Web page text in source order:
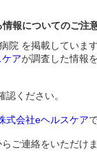
情報についてのご注意
院 を掲載しています
アが調査した情報
ください。
式会社eヘルスケア
らご連絡をいただけ